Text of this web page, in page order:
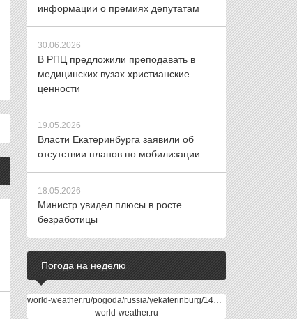
информации о премиях депутатам
30.06.2026
В РПЦ предложили преподавать в
медицинских вузах христианские
ценности
19.05.2026
Власти Екатеринбурга заявили об
отсутствии планов по мобилизации
18.05.2026
Министр увидел плюсы в росте
безработицы
Погода на неделю
world-weather.ru/pogoda/russia/yekaterinburg/14days/
world-weather.ru